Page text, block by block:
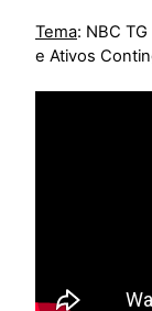
Tema: NBC
e Ativos